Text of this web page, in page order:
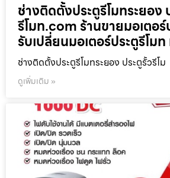
ช่างติดตั้งประตูรีโมทระยอง
รีโมท.com ร้านขายมอเตอร์
รับเปลี่ยนมอเตอร์ประตูรีโม
ช่างติดตั้งประตูรีโมทระยอง ประตูรั้วรีโม
ดูเพิ่มเติม »